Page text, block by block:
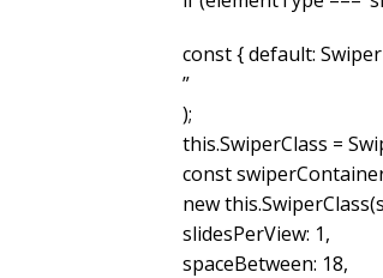
const { default:
”
);
this.SwiperClass =
const
new
slidesPerView: 1,
spaceBetween: 18,